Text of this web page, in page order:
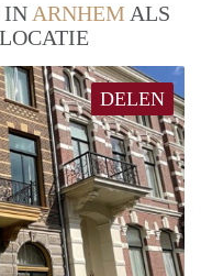
IN ARNHEM ALS
DELEN